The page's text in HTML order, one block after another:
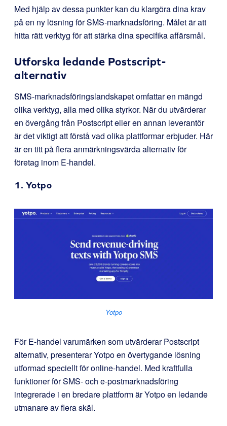
Med hjälp av dessa punkter kan du klargöra dina krav
på en ny lösning för SMS-marknadsföring. Målet är att
hitta rätt verktyg för att stärka dina specifika affärsmål.
Utforska ledande Postscript-
alternativ
SMS-marknadsföringslandskapet omfattar en mängd
olika verktyg, alla med olika styrkor. När du utvärderar
en övergång från Postscript eller en annan leverantör
är det viktigt att förstå vad olika plattformar erbjuder. Här
är en titt på flera anmärkningsvärda alternativ för
företag inom E-handel.
1. Yotpo
Yotpo
För E-handel varumärken som utvärderar Postscript
alternativ, presenterar Yotpo en övertygande lösning
utformad speciellt för online-handel. Med kraftfulla
funktioner för SMS- och e-postmarknadsföring
integrerade i en bredare plattform är Yotpo en ledande
utmanare av flera skäl.